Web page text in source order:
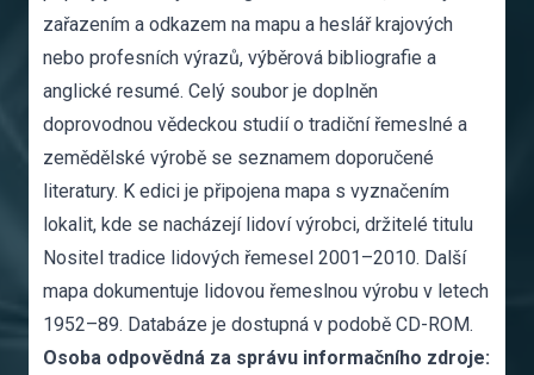
zařazením a odkazem na mapu a heslář krajových
nebo profesních výrazů, výběrová bibliografie a
anglické resumé. Celý soubor je doplněn
doprovodnou vědeckou studií o tradiční řemeslné a
zemědělské výrobě se seznamem doporučené
literatury. K edici je připojena mapa s vyznačením
lokalit, kde se nacházejí lidoví výrobci, držitelé titulu
Nositel tradice lidových řemesel 2001–2010. Další
mapa dokumentuje lidovou řemeslnou výrobu v letech
1952–89. Databáze je dostupná v podobě CD-ROM.
Osoba odpovědná za správu informačního zdroje: